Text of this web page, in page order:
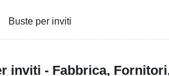
Buste per inviti
inviti - Fabbrica,